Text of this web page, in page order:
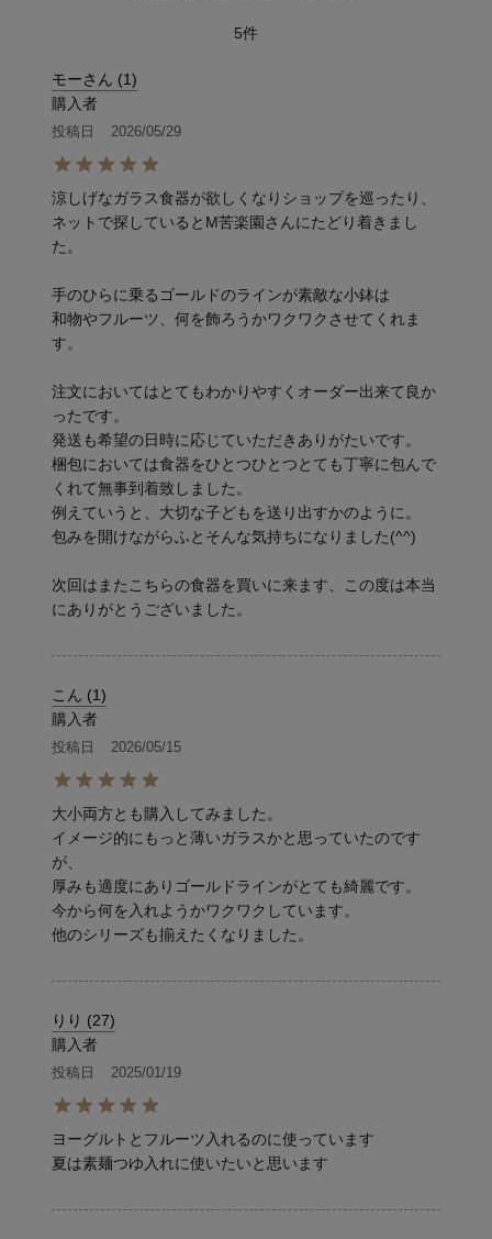
5
モーさん 1
購入者
投稿日 2026/05/29
涼しげなガラス食器が欲しくなりショップを巡ったり、
ネットで探しているとM苦楽園さんにたどり着きまし
た。
手のひらに乗るゴールドのラインが素敵な小鉢は
和物やフルーツ、何を飾ろうかワクワクさせてくれま
す。
注文においてはとてもわかりやすくオーダー出来て良か
ったです。
発送も希望の日時に応じていただきありがたいです。
梱包においては食器をひとつひとつとても丁寧に包んで
くれて無事到着致しました。
例えていうと、大切な子どもを送り出すかのように。
包みを開けながらふとそんな気持ちになりました(^^)
次回はまたこちらの食器を買いに来ます、この度は本当
こん 1
購入者
投稿日 2026/05/15
大小両方とも購入してみました。
イメージ的にもっと薄いガラスかと思っていたのです
が、
厚みも適度にありゴールドラインがとても綺麗です。
今から何を入れようかワクワクしています。
他のシリーズも揃えたくなりました。
りり
27
購入者
投稿日 2025/01/19
ヨーグルトとフルーツ入れるのに使っています
夏は素麺つゆ入れに使いたいと思います